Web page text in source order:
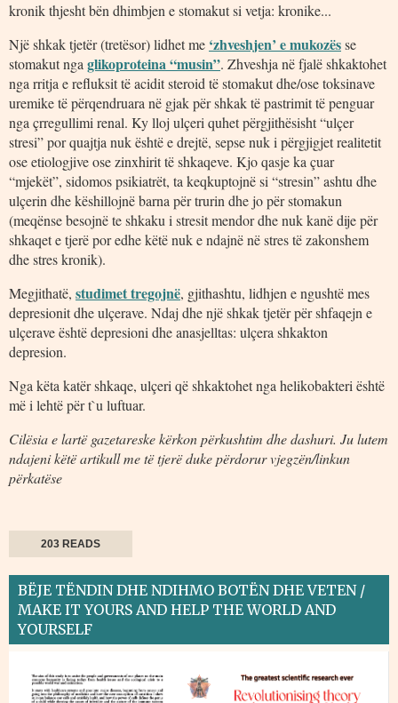
kronik thjesht bën dhimbjen e stomakut si vetja: kronike...
Një shkak tjetër (tretësor) lidhet me ‘zhveshjen’ e mukozësse
stomakut ngaglikoproteina “musin”. Zhveshja në fjalë shkaktohet
nga rritja e refluksit të acidit steroid të stomakut dhe/ose toksinave
uremike të përqendruara në gjak për shkak të pastrimit të penguar
nga çrregullimi renal. Ky lloj ulçeri quhet përgjithësisht “ulçer
stresi” por quajtja nuk është e drejtë, sepse nuk i përgjigjet realitetit
ose etiologjive ose zinxhirit të shkaqeve. Kjo qasje ka çuar
“mjekët”, sidomos psikiatrët, ta keqkuptojnë si “stresin” ashtu dhe
ulçerin dhe këshillojnë barna për trurin dhe jo për stomakun
(meqënse besojnë te shkaku i stresit mendor dhe nuk kanë dije për
shkaqet e tjerë por edhe këtë nuk e ndajnë në stres të zakonshem
dhe stres kronik).
Megjithatë, studimet tregojnë, gjithashtu, lidhjen e ngushtë mes
depresionit dhe ulçerave. Ndaj dhe një shkak tjetër për shfaqejn e
ulçerave është depresioni dhe anasjelltas: ulçera shkakton
depresion.
Nga këta katër shkaqe, ulçeri që shkaktohet nga helikobakteri është
më i lehtë për t`u luftuar.
Cilësia e lartë gazetareske kërkon përkushtim dhe dashuri. Ju lutem
ndajeni këtë artikull me të tjerë duke përdorur vjegzën/linkun
përkatëse
203 READS
BËJE TËNDIN DHE NDIHMO BOTËN DHE VETEN /
MAKE IT YOURS AND HELP THE WORLD AND
YOURSELF